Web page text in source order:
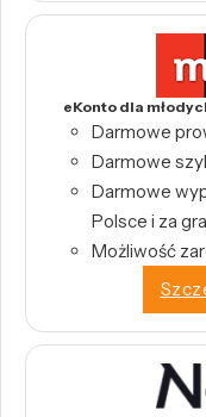
eKonto dla
Darmowe
Darmowe
Darmowe
Polsce i za
Możliwość